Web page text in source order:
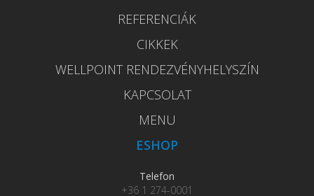
REFERENCIÁK
CIKKEK
WELLPOINT RENDEZVÉNYHELYSZÍN
KAPCSOLAT
MENU
ESHOP
Telefon
+36 1 274-0001